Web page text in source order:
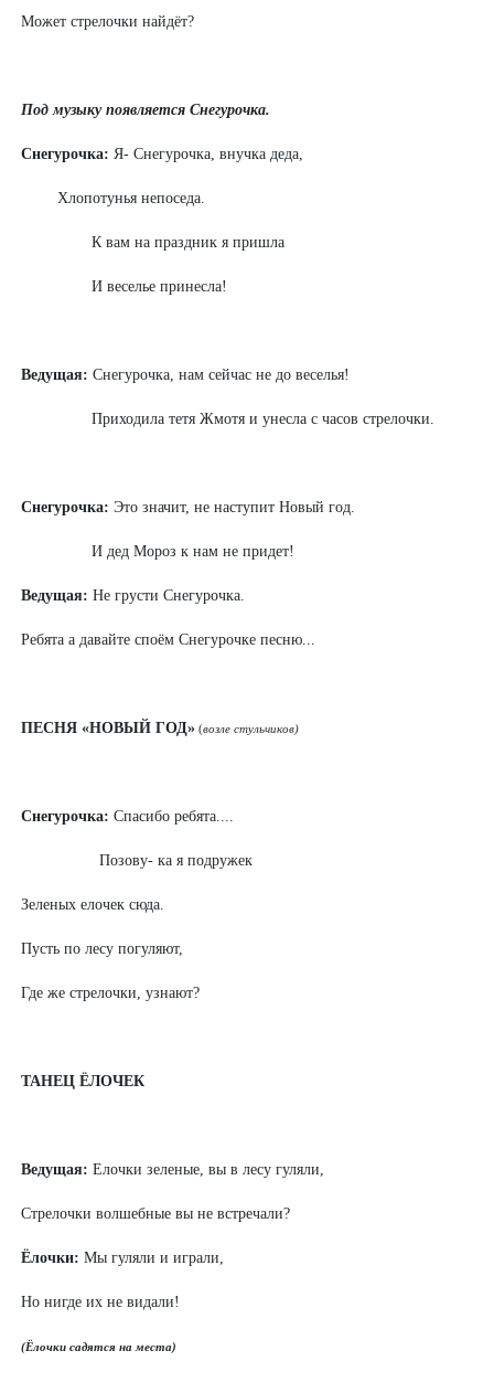
Может стрелочки найдёт?
Под музыку появляется Снегурочка.
Снегурочка: Я- Снегурочка, внучка деда,
Хлопотунья непоседа.
К вам на праздник я пришла
И веселье принесла!
Ведущая: Снегурочка, нам сейчас не до веселья!
Приходила тетя Жмотя и унесла с часов стрелочки.
Снегурочка:Это значит, не наступит Новый год.
И дед Мороз к нам не придет!
Ведущая: Не грусти Снегурочка.
Ребята а давайте споём Снегурочке песню...
ПЕСНЯ «НОВЫЙ ГОД» (возле стульчиков)
Снегурочка:Спасибо ребята....
Позову- ка я подружек
Зеленых елочек сюда.
Пусть по лесу погуляют,
Где же стрелочки, узнают?
ТАНЕЦ ЁЛОЧЕК
Ведущая: Елочки зеленые, вы в лесу гуляли,
Стрелочки волшебные вы не встречали?
Ёлочки: Мы гуляли и играли,
Но нигде их не видали!
(Ёлочки садятся на места)